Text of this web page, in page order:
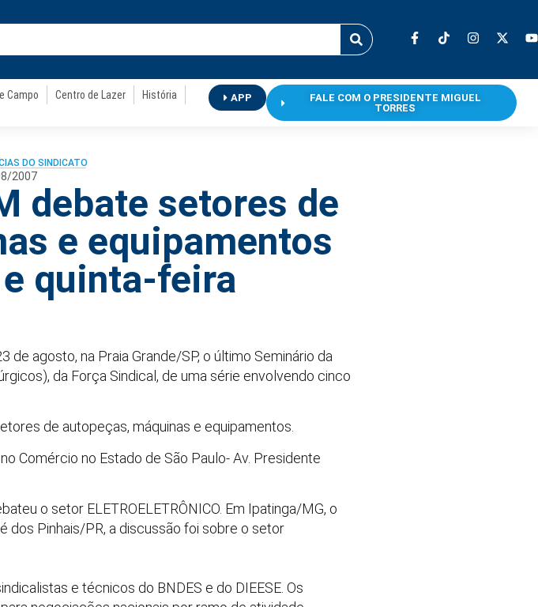
Campo Centro de Lazer
História
APP
FALE COM O PRESIDENTE MIGUEL
TORRES
DO SINDICATO
2007
debate setores de
e equipamentos
quinta-feira
de agosto, na Praia Grande/SP, o último Seminário da
da Força Sindical, de uma série envolvendo cinco
de autopeças, máquinas e equipamentos.
Comércio no Estado de São Paulo- Av. Presidente
o setor ELETROELETRÔNICO. Em Ipatinga/MG, o
dos Pinhais/PR, a discussão foi sobre o setor
e técnicos do BNDES e do DIEESE. Os